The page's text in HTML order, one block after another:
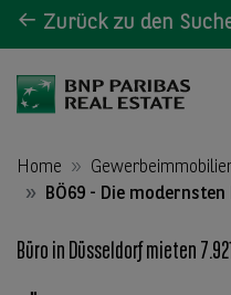
Zurück zu den
Home
BÖ69 - Die
Büro in Düsseldorf mieten